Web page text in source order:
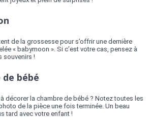
de la grossesse pour s’offrir une dernière
« babymoon ». Si c’est votre cas, pensez à
souvenirs !
de bébé
décorer la chambre de bébé ? Notez toutes les
de la pièce une fois terminée. Un beau
tard avec votre enfant !